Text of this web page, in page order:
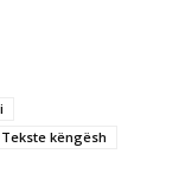
Tekste këngësh